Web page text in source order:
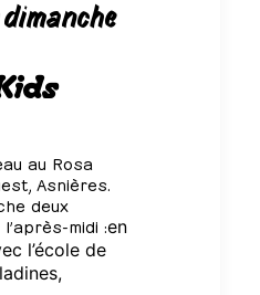
dimanche
au Rosa
Asnières.
deux
midi :en
l’école de
,